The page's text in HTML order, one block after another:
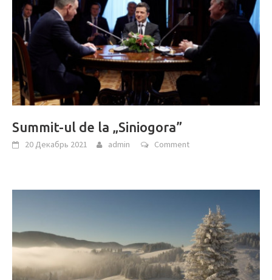
Summit-ul de la „Siniogora”
20 Декабрь 2021 admin Comment